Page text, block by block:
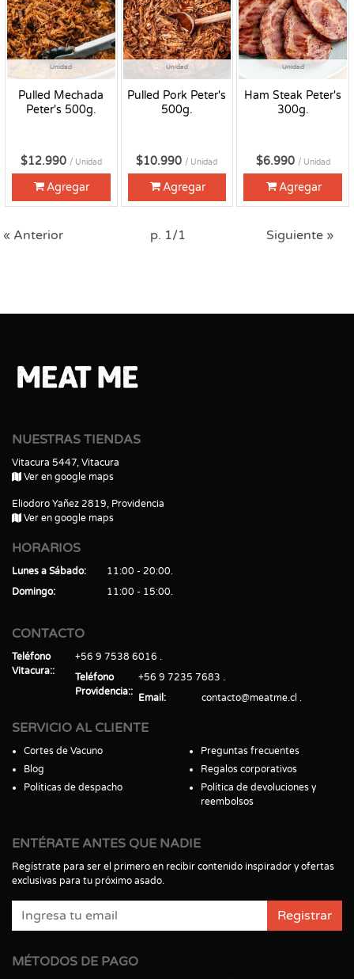
Unidad
Pulled Mechada
Peter's 500g.
$12.990 / Unidad
Agregar
Unidad
Pulled Pork Peter's
500g.
$10.990 / Unidad
Agregar
Unidad
Ham Steak Peter's
300g.
$6.990 / Unidad
Agregar
« Anterior p. 1/1 Siguiente »
NUESTRAS TIENDAS
Vitacura 5447, Vitacura
Ver en google maps
Eliodoro Yañez 2819, Providencia
Ver en google maps
HORARIOS
Lunes a Sábado
11:00 - 20:00
Domingo
11:00 - 15:00
CONTACTO
Teléfono
Vitacura:
+56 9 7538 6016
Teléfono
Providencia:
+56 9 7235 7683
Email
contacto@meatme.cl
SERVICIO AL CLIENTE
Cortes de Vacuno
Blog
Políticas de despacho
Preguntas frecuentes
Regalos corporativos
Política de devoluciones y
reembolsos
ENTÉRATE ANTES QUE NADIE
Regístrate para ser el primero en recibir contenido inspirador y ofertas
exclusivas para tu próximo asado.
Registrar
MÉTODOS DE PAGO